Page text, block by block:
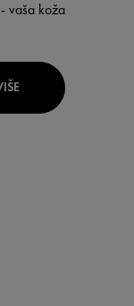
vaša koža